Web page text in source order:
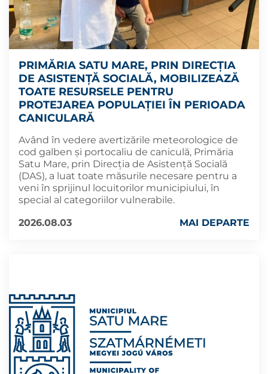
PRIMĂRIA SATU MARE, PRIN DIRECȚIA
DE ASISTENȚĂ SOCIALĂ, MOBILIZEAZĂ
TOATE RESURSELE PENTRU
PROTEJAREA POPULAȚIEI ÎN PERIOADA
CANICULARĂ
Având în vedere avertizările meteorologice de
cod galben și portocaliu de caniculă, Primăria
Satu Mare, prin Direcția de Asistență Socială
(DAS), a luat toate măsurile necesare pentru a
veni în sprijinul locuitorilor municipiului, în
special al categoriilor vulnerabile.
2026.08.03
MAI DEPARTE